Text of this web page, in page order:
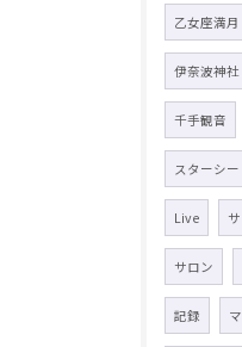
乙女座満月
伊奈波神社
千手観音
スターシー
Live
サロン
記録